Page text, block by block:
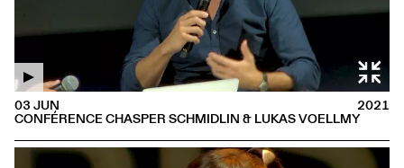
CONFÉRENCE CHASPER SCHMIDLIN & LUKAS VOELLMY
03 JUN 2021